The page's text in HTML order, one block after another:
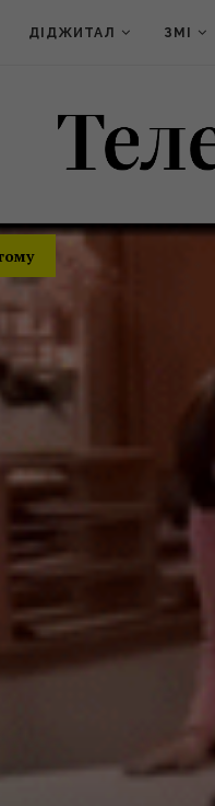
ДІДЖИТАЛ ЗМІ